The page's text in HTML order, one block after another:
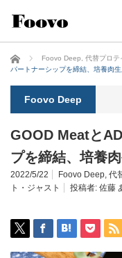
ホーム Foovo Deep 代替プロテ
パートナーシップを締結、培養肉
Foovo Deep
GOOD Meatと
プを締結、培養
2022/5/22 Foovo Deep, 代
ト・ジャスト
投稿者: 佐藤